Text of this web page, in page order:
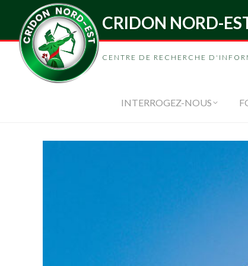
CRIDON NORD-
CENTRE DE RECHERCHE
INTERROGEZ-NOUS